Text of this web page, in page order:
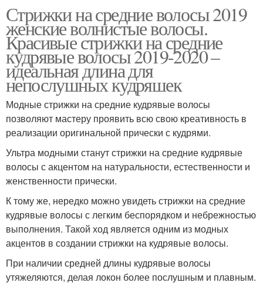
Стрижки на средние волосы 2019
женские волнистые волосы.
Красивые стрижки на средние
кудрявые волосы 2019-2020 –
идеальная длина для
непослушных кудряшек
Модные стрижки на средние кудрявые волосы
позволяют мастеру проявить всю свою креативность в
реализации оригинальной прически с кудрями.
Ультра модными станут стрижки на средние кудрявые
волосы с акцентом на натуральности, естественности и
женственности прически.
К тому же, нередко можно увидеть стрижки на средние
кудрявые волосы с легким беспорядком и небрежностью
выполнения. Такой ход является одним из модных
акцентов в создании стрижки на кудрявые волосы.
При наличии средней длины кудрявые волосы
утяжеляются, делая локон более послушным и плавным.